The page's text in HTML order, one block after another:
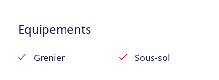
Rez-de-chaussée : halle d’entrée avec wc
complètement équipée avec taques vitro,
Equipements
Grenier Sous-sol